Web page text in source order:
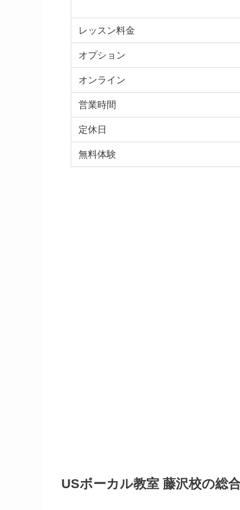
レッスン料金
オプション
オンライン
営業時間
定休日
無料体験
USボーカル教室 藤沢校の総